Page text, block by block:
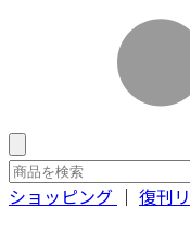
ショッピング ｜ 復刊